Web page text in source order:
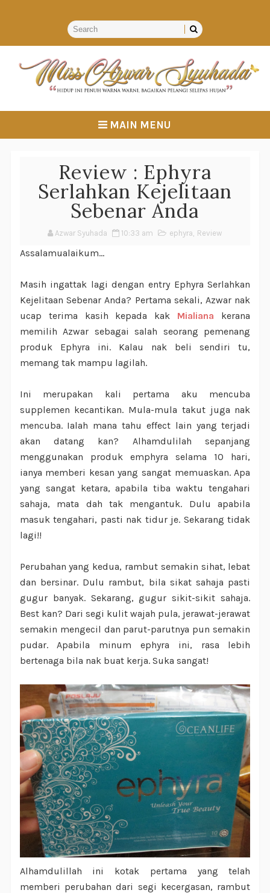
MAIN MENU
Review : Ephyra
Serlahkan Kejelitaan
Sebenar Anda
Azwar Syuhada 10:33 am ephyra Review
Assalamualaikum...
Masih ingattak lagi dengan entry Ephyra Serlahkan
Kejelitaan Sebenar Anda? Pertama sekali, Azwar nak
ucap terima kasih kepada kak Mialiana kerana
memilih Azwar sebagai salah seorang pemenang
produk Ephyra ini. Kalau nak beli sendiri tu,
memang tak mampu lagilah.
Ini merupakan kali pertama aku mencuba
supplemen kecantikan. Mula-mula takut juga nak
mencuba. Ialah mana tahu effect lain yang terjadi
akan datang kan? Alhamdulilah sepanjang
menggunakan produk emphyra selama 10 hari,
ianya memberi kesan yang sangat memuaskan. Apa
yang sangat ketara, apabila tiba waktu tengahari
sahaja, mata dah tak mengantuk. Dulu apabila
masuk tengahari, pasti nak tidur je. Sekarang tidak
lagi!!
Perubahan yang kedua, rambut semakin sihat, lebat
dan bersinar. Dulu rambut, bila sikat sahaja pasti
gugur banyak. Sekarang, gugur sikit-sikit sahaja.
Best kan? Dari segi kulit wajah pula, jerawat-jerawat
semakin mengecil dan parut-parutnya pun semakin
pudar. Apabila minum ephyra ini, rasa lebih
bertenaga bila nak buat kerja. Suka sangat!
Alhamdulillah ini kotak pertama yang telah
memberi perubahan dari segi kecergasan, rambut